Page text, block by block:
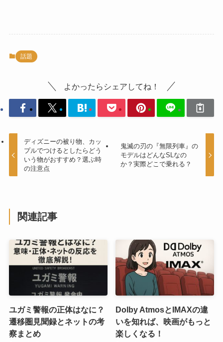
話題
よかったらシェアしてね！
ディズニーの被り物、カッ
プルでつけるとしたらどう
いう物がおすすめ？選ぶ時
の注意点
鬼滅の刃の『無限列車』の
モデルはどんなSLなの
か？実際どこで乗れる？
関連記事
ユガミ警報の正体はなに？
遷移圏見聞録とネットの考
察まとめ
Dolby AtmosとIMAXの違
いを知れば、映画がもっと
楽しくなる！